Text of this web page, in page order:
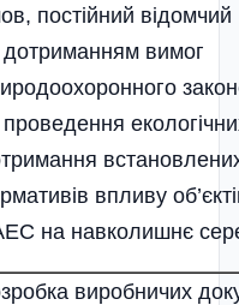
постійний відомчий
дотриманням вимог
впливу
на навколишнє
виробничих